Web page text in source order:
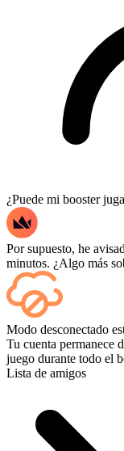
¿Puede mi booster
Por supuesto, he
minutos. ¿Algo más
Sí, cada partida
y si quieres ver las
compra.
Modo desconectado
Tu cuenta permanece
juego durante todo el
Lista de amigos